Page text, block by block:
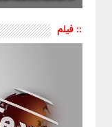
:: فیلم
نمایشگر